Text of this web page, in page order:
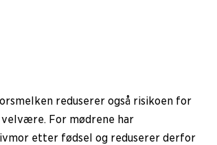
reduserer også risikoen for
For mødrene har
etter fødsel og reduserer derfor